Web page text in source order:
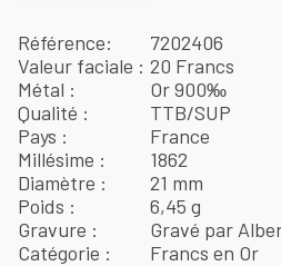
Référence
7202406
Valeur faciale
20 Francs
Métal
Or 900‰
Qualité
TTB/SUP
Pays
France
Millésime
1862
Diamètre
21 mm
Poids
6,45 g
Gravure
Gravé par
Catégorie
Francs en Or